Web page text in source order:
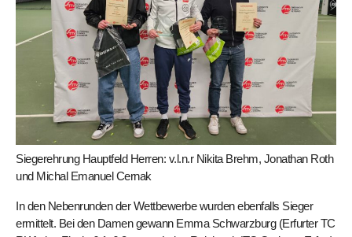
Siegerehrung Hauptfeld Herren: v.l.n.r Nikita Brehm, Jonathan Roth
und Michal Emanuel Cernak
In den Nebenrunden der Wettbewerbe wurden ebenfalls Sieger
ermittelt. Bei den Damen gewann Emma Schwarzburg (Erfurter TC